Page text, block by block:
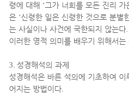
령에 대해 ‘그가 너희를 모든 진리 가
은 ‘신령한 일은 신령한 것으로 분별
는 사실이나 사건에 국한되지 않는다.
이러한 영적 의미를 배우기 위해서
3. 성경해석의 과제
성경해석은 바른 석의에 기초하여 이
어지는 방법이다.